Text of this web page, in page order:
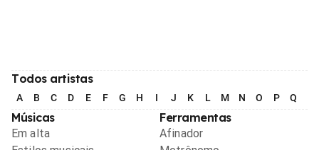
Todos artistas
A B C D E F G H I J K L M N O P Q
Músicas
Em alta
Ferramentas
Afinador